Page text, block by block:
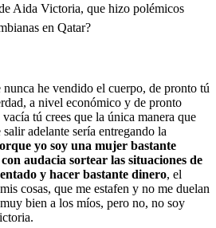
Aida Victoria, que hizo polémicos
en Qatar?
he vendido el cuerpo, de pronto tú
a nivel económico y de pronto
tú crees que la única manera que
adelante sería entregando la
yo soy una mujer bastante
audacia sortear las situaciones de
y hacer bastante dinero, el
cosas, que me estafen y no me duelan
bien a los míos, pero no, no soy